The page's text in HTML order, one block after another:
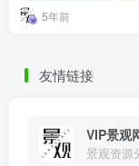
5年前
友情链接
VIP景观
景观资源